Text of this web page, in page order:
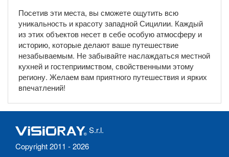
Посетив эти места, вы сможете ощутить всю
уникальность и красоту западной Сицилии. Каждый
из этих объектов несет в себе особую атмосферу и
историю, которые делают ваше путешествие
незабываемым. Не забывайте наслаждаться местной
кухней и гостеприимством, свойственными этому
региону. Желаем вам приятного путешествия и ярких
впечатлений!
S.r.l.
Copyright 2011 - 2026